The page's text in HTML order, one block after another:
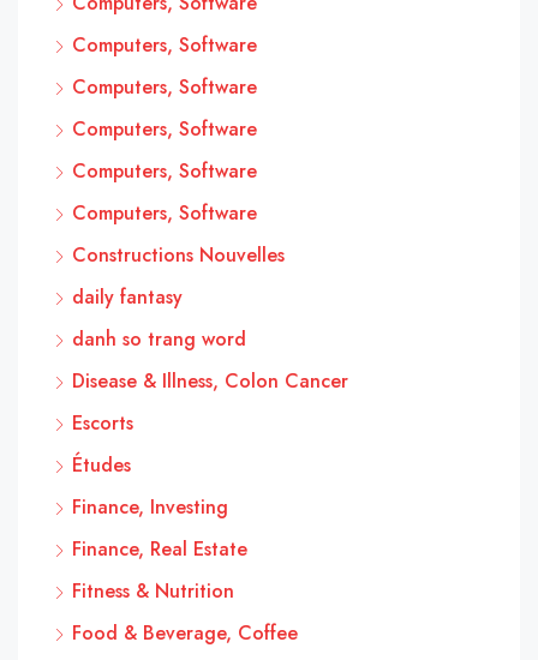
Computers, Software
Computers, Software
Computers, Software
Computers, Software
Computers, Software
Constructions Nouvelles
daily fantasy
danh so trang word
Disease & Illness, Colon Cancer
Escorts
Études
Finance, Investing
Finance, Real Estate
Fitness & Nutrition
Food & Beverage, Coffee